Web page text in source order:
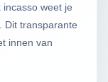
incasso weet je
Dit transparante
innen van